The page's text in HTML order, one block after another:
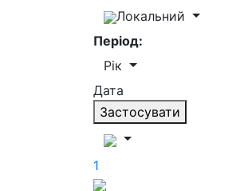
Локальний
Період:
Рік
Дата
Застосувати
1